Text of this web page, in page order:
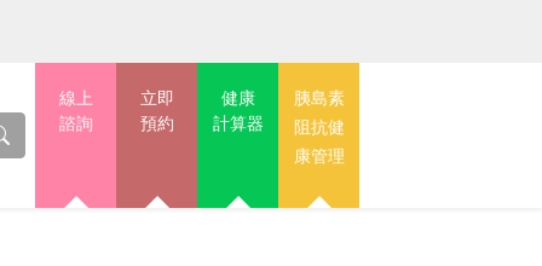
線上
諮詢
立即
預約
健康
計算器
胰島素
阻抗健
康管理